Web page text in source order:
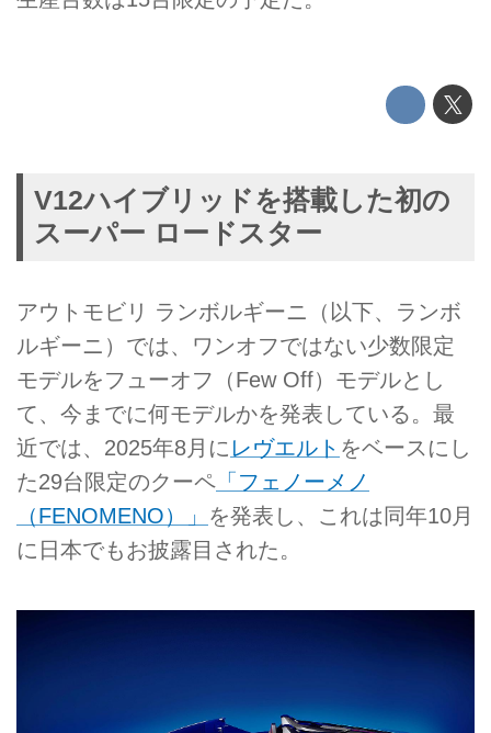
V12ハイブリッドを搭載した初の
スーパー ロードスター
アウトモビリ ランボルギーニ（以下、ランボ
ルギーニ）では、ワンオフではない少数限定
モデルをフューオフ（Few Off）モデルとし
て、今までに何モデルかを発表している。最
近では、2025年8月に レヴエルト をベースにし
た29台限定のクーペ 「フェノーメノ
（FENOMENO）」 を発表し、これは同年10月
に日本でもお披露目された。